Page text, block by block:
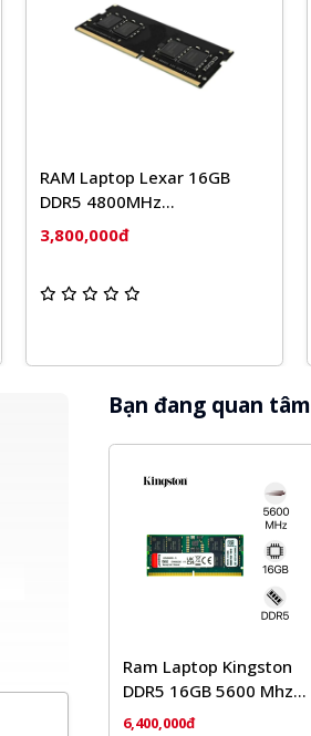
RAM Laptop Lexar 16GB
DDR5 4800MHz
(LD5DS016G-B4800GSST)
3,800,000đ
Bạn đang quan tâm
Ram Laptop Kingston
DDR5 16GB 5600 Mhz
CL46
6,400,000đ